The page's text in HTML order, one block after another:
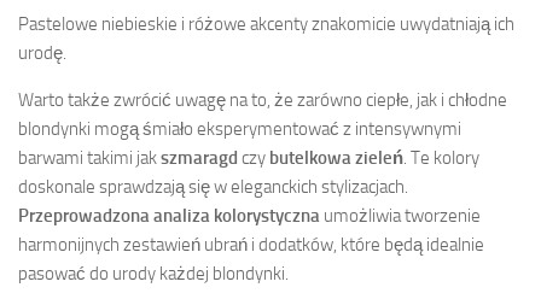
Pastelowe niebieskie i różowe akcenty znakomicie uwydatniają ich
urodę.
Warto także zwrócić uwagę na to, że zarówno ciepłe, jak i chłodne
blondynki mogą śmiało eksperymentować z intensywnymi
barwami takimi jakszmaragd czy butelkowa zieleń. Te kolory
doskonale sprawdzają się w eleganckich stylizacjach.
Przeprowadzona analiza kolorystyczna umożliwia tworzenie
harmonijnych zestawień ubrań i dodatków, które będą idealnie
pasować do urody każdej blondynki.